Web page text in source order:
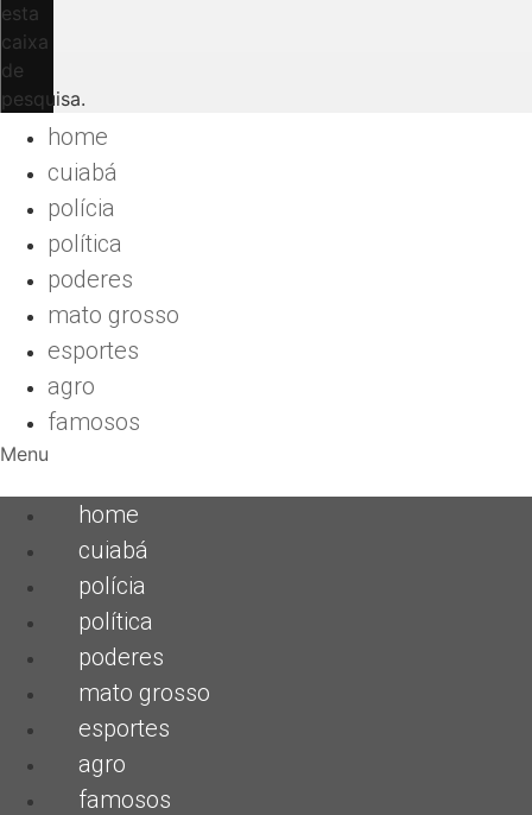
esta
caixa
de
pesquisa.
home
cuiabá
polícia
política
poderes
mato grosso
esportes
agro
famosos
Menu
home
cuiabá
polícia
política
poderes
mato grosso
esportes
agro
famosos